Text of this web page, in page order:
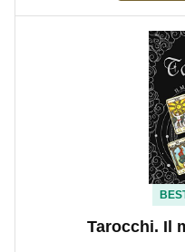
Tarocchi. Il